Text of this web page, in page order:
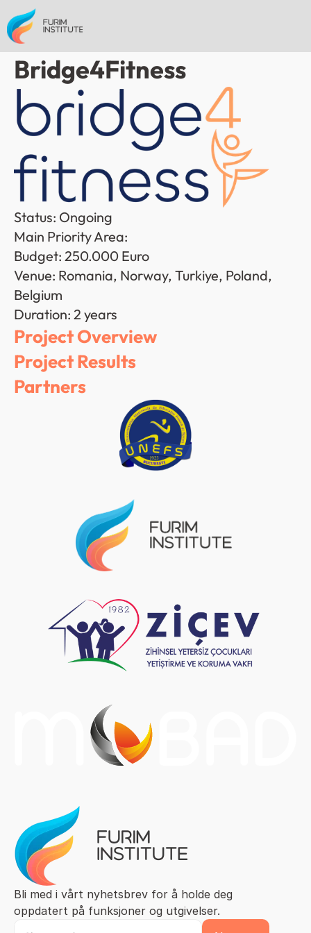
Bridge4Fitness
Status: Ongoing
Main Priority Area:
Budget: 250.000 Euro
Venue: Romania, Norway, Turkiye, Poland,
Belgium
Duration: 2 years
Project Overview
Project Results
Partners
Bli med i vårt nyhetsbrev for å holde deg
oppdatert på funksjoner og utgivelser.